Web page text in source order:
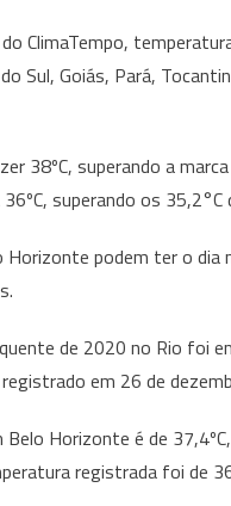
ClimaTempo,
Sul, Goiás, Pará,
38ºC, superando a
superando os
Horizonte podem ter o
de 2020 no Rio foi
em 26 de
Horizonte é de
registrada foi de